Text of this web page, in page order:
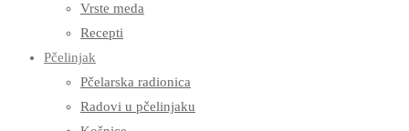
Vrste meda
Recepti
Pčelinjak
Pčelarska radionica
Radovi u pčelinjaku